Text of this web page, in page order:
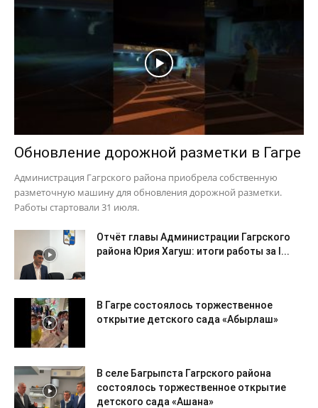
Обновление дорожной разметки в Гагре
Администрация Гагрского района приобрела собственную
разметочную машину для обновления дорожной разметки.
Работы стартовали 31 июля.
Отчёт главы Администрации Гагрского
района Юрия Хагуш: итоги работы за I...
В Гагре состоялось торжественное
открытие детского сада «Абырлаш»
В селе Багрыпста Гагрского района
состоялось торжественное открытие
детского сада «Ашана»